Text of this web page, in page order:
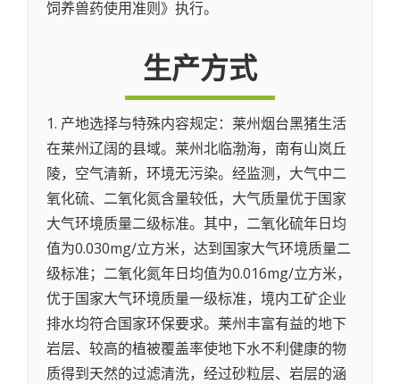
饲养兽药使用准则》执行。
生产方式
1. 产地选择与特殊内容规定：莱州烟台黑猪生活
在莱州辽阔的县域。莱州北临渤海，南有山岚丘
陵，空气清新，环境无污染。经监测，大气中二
氧化硫、二氧化氮含量较低，大气质量优于国家
大气环境质量二级标准。其中，二氧化硫年日均
值为0.030mg/立方米，达到国家大气环境质量二
级标准；二氧化氮年日均值为0.016mg/立方米，
优于国家大气环境质量一级标准，境内工矿企业
排水均符合国家环保要求。莱州丰富有益的地下
岩层、较高的植被覆盖率使地下水不利健康的物
质得到天然的过滤清洗，经过砂粒层、岩层的涵